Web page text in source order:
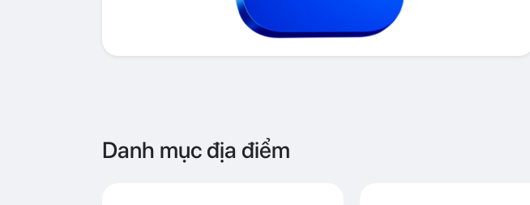
Danh mục địa điểm